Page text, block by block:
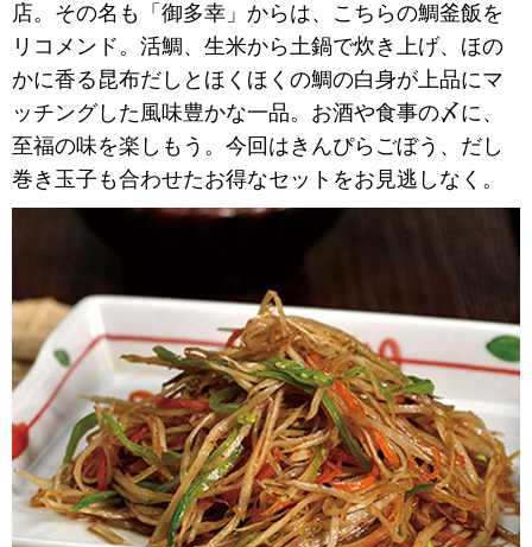
店。その名も「御多幸」からは、こちらの鯛釜飯を
リコメンド。活鯛、生米から土鍋で炊き上げ、ほの
かに香る昆布だしとほくほくの鯛の白身が上品にマ
ッチングした風味豊かな一品。お酒や食事の〆に、
至福の味を楽しもう。今回はきんぴらごぼう、だし
巻き玉子も合わせたお得なセットをお見逃しなく。